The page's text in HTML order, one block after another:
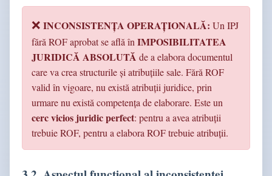
INCONSISTENȚA OPERAȚIONALĂ: Un IPJ
fără ROF aprobat se află în IMPOSIBILITATEA
JURIDICĂ ABSOLUTĂ de a elabora documentul
care va crea structurile și atribuțiile sale. Fără ROF
valid în vigoare, nu există atribuții juridice, prin
urmare nu există competența de elaborare. Este un
cerc vicios juridic perfect: pentru a avea atribuții
trebuie ROF, pentru a elabora ROF trebuie atribuții.